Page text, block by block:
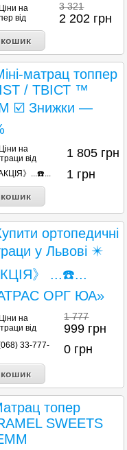
на
від
3 321
2 202 грн
матрац топпер
/ ТВІСТ ™
☑️ Знижки —
на
від
1 805 грн
АКЦІЯ》...☎️... 1 грн
ортопедичні
у Львові ✴️
》 ...☎️...
ОРГ ЮА»
на
від
1 777
999 грн
33-777-
0 грн
топер
SWEETS